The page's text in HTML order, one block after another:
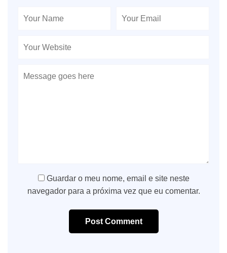
Guardar o meu nome, email e site neste
navegador para a próxima vez que eu comentar.
Post Comment